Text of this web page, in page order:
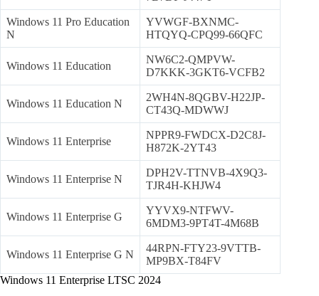
Windows 11 Pro Education
N
YVWGF-BXNMC-
HTQYQ-CPQ99-66QFC
Windows 11 Education
NW6C2-QMPVW-
D7KKK-3GKT6-VCFB2
Windows 11 Education N
2WH4N-8QGBV-H22JP-
CT43Q-MDWWJ
Windows 11 Enterprise
NPPR9-FWDCX-D2C8J-
H872K-2YT43
Windows 11 Enterprise N
DPH2V-TTNVB-4X9Q3-
TJR4H-KHJW4
Windows 11 Enterprise G
YYVX9-NTFWV-
6MDM3-9PT4T-4M68B
Windows 11 Enterprise G N
44RPN-FTY23-9VTTB-
MP9BX-T84FV
Windows 11 Enterprise LTSC 2024